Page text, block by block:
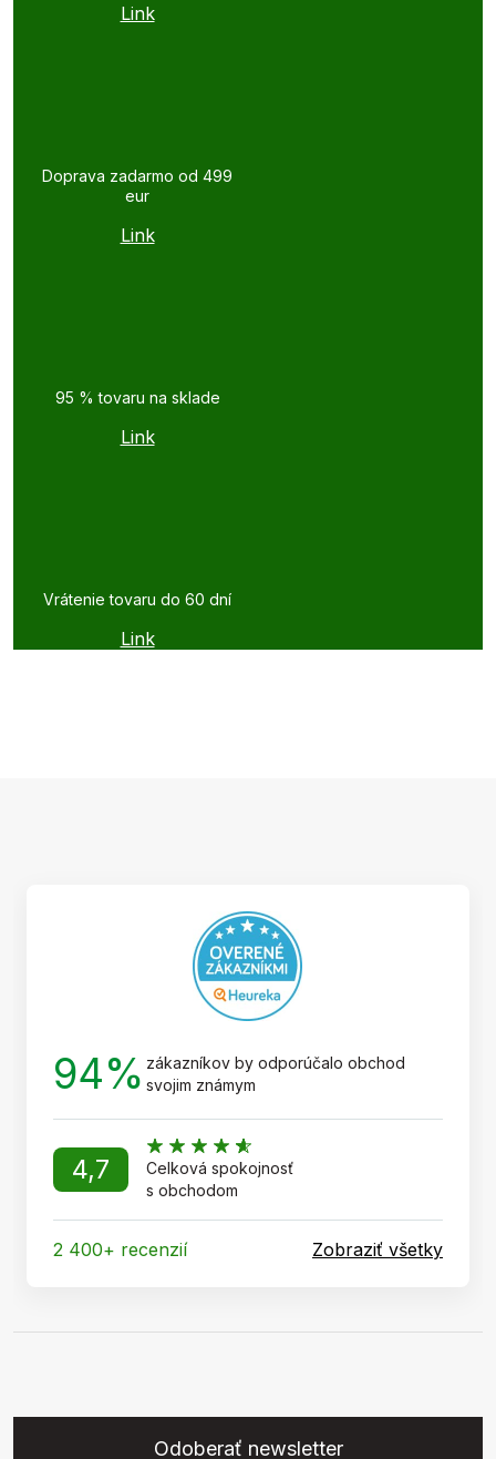
Link
Doprava zadarmo od 499
eur
Link
95 % tovaru na sklade
Link
Vrátenie tovaru do 60 dní
Link
94% zákazníkov by odporúčalo obchod
svojim známym
4,7
Celková spokojnosť
s obchodom
2 400+ recenzií Zobraziť všetky
Odoberať newsletter